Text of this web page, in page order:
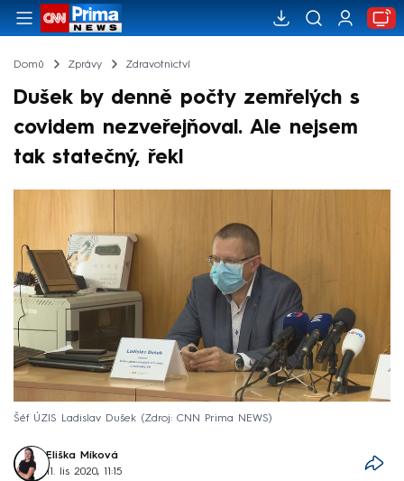
Domů Zprávy Zdravotnictví
Dušek by denně počty zemřelých s
covidem nezveřejňoval. Ale nejsem
tak statečný, řekl
Šéf ÚZIS Ladislav Dušek Zdroj: CNN Prima NEWS
Eliška Míková
11. lis 2020, 11:15